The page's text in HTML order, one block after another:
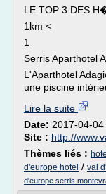
LE TOP 3 DES
1km <
1
Serris Aparthotel
L'Aparthotel
une piscine
Lire la suite
Date: 2017-04-
Site : http://
Thèmes liés :
d'europe hotel / val
d'europe serris